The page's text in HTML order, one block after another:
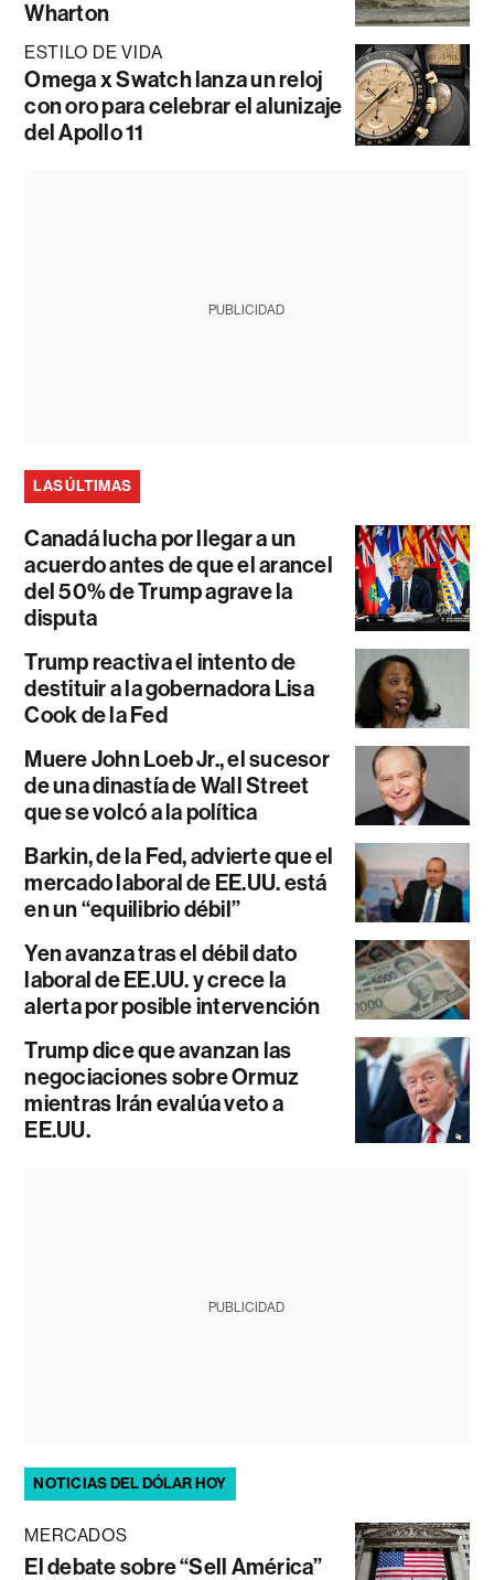
Wharton
ESTILO DE VIDA
Omega x Swatch lanza un reloj
con oro para celebrar el alunizaje
del Apollo 11
PUBLICIDAD
LAS ÚLTIMAS
Canadá lucha por llegar a un
acuerdo antes de que el arancel
del 50% de Trump agrave la
disputa
Trump reactiva el intento de
destituir a la gobernadora Lisa
Cook de la Fed
Muere John Loeb Jr., el sucesor
de una dinastía de Wall Street
que se volcó a la política
Barkin, de la Fed, advierte que el
mercado laboral de EE.UU. está
en un “equilibrio débil”
Yen avanza tras el débil dato
laboral de EE.UU. y crece la
alerta por posible intervención
Trump dice que avanzan las
negociaciones sobre Ormuz
mientras Irán evalúa veto a
EE.UU.
PUBLICIDAD
NOTICIAS DEL DÓLAR HOY
MERCADOS
El debate sobre “Sell América”